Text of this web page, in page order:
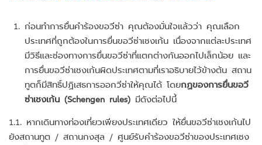
ก่อนทำการยื่นคำร้องขอวีซ่า คุณต้องมั่นใจแล้วว่า คุณเลือก
ประเทศที่ถูกต้องในการยื่นขอวีซ่าเชงเก้น เนื่องจากแต่ละประเทศ
มีวิธีและช่องทางการยื่นขอวีซ่าที่แตกต่างกันออกไปเล็กน้อย และ
การยื่นขอวีซ่าเชงเก้นผิดประเทศตามที่เราอธิบายไว้ข้างต้น สถาน
ทูตก็มีสิทธิ์ปฏิเสธการออกวีซ่าให้คุณได้ โดยกฏของการยื่นขอวี
ซ่าเชงเก้น (Schengen rules)มีดังต่อไปนี้
1.1. หากเดินทางท่องเที่ยวเพียงประเทศเดียว ให้ยื่นขอวีซ่าเชงเก้นไป
ยังสถานทูต / สถานกงสุล / ศูนย์รับคำร้องขอวีซ่าของประเทศเชง